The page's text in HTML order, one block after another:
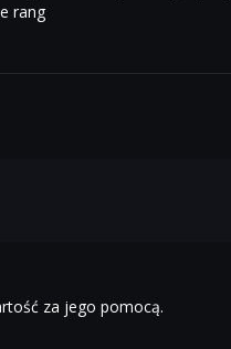
rang
za jego pomocą.